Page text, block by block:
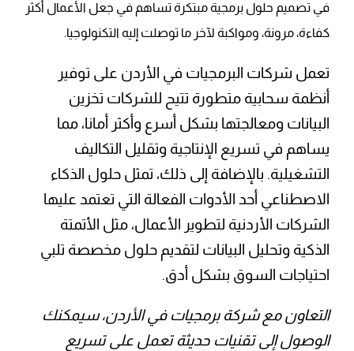
في تصميم حلول برمجية مبتكرة تساهم في جعل الأعمال أكثر
كفاءة، مرونة، ومواكبة لآخر ما توصلت إليه التكنولوجيا.
تعمل شركات البرمجيات في الأردن على توفير
أنظمة سحابية متطورة تتيح للشركات تخزين
البيانات ومعالجتها بشكل أسرع وأكثر أمانا، مما
يساهم في تسريع الإنتاجية وتقليل التكاليف
التشغيلية. بالإضافة إلى ذلك، تمثل حلول الذكاء
الاصطناعي أحد الأدوات الفعالة التي تعتمد عليها
الشركات الأردنية لتطوير الأعمال، مثل الأتمتة
الذكية وتحليل البيانات لتقديم حلول مخصصة تلبي
احتياجات السوق بشكل أدق.
التعاون مع شركة برمجيات في الأردن، سيمكنك
الوصول إلى تقنيات حديثة تعمل على تسريع